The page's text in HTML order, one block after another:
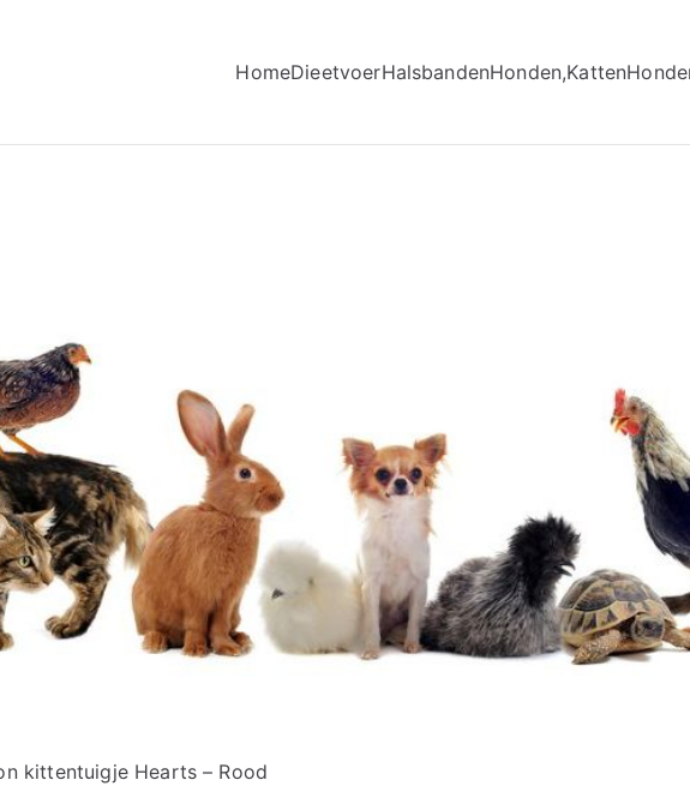
HomeDieetvoerHalsbandenHonden,Katten
kittentuigje Hearts – Rood